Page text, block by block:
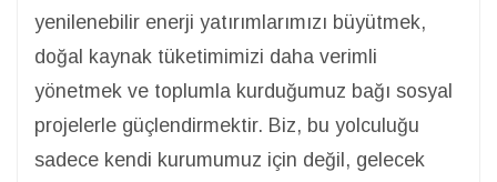
yenilenebilir enerji yatırımlarımızı büyütmek,
doğal kaynak tüketimimizi daha verimli
yönetmek ve toplumla kurduğumuz bağı sosyal
projelerle güçlendirmektir. Biz, bu yolculuğu
sadece kendi kurumumuz için değil, gelecek